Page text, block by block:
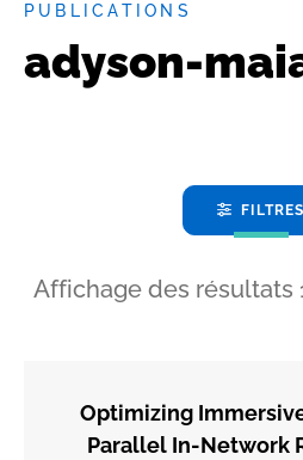
PUBLICATIONS
adyson-
FILTRES
Affichage des résultats
Optimizing
Parallel In-Network